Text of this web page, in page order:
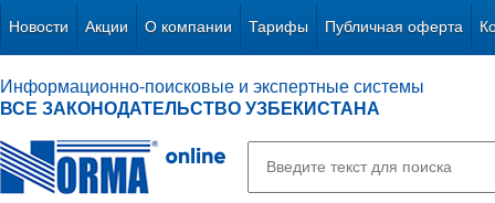
Новости Акции О компании Тарифы Публичная оферта
Информационно-поисковые и экспертные системы
ВСЕ ЗАКОНОДАТЕЛЬСТВО УЗБЕКИСТАНА